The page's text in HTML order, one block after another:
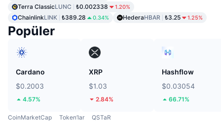
Terra ClassicLUNC ₺0.002338 1.20%
ChainlinkLINK ₺389.28 0.34% HederaHBAR ₺3.25 1.25%
Popüler
Cardano
$0.2003
4.57%
XRP
$1.03
2.84%
Hashflow
$0.03054
66.71%
CoinMarketCap Token’lar QSTaR